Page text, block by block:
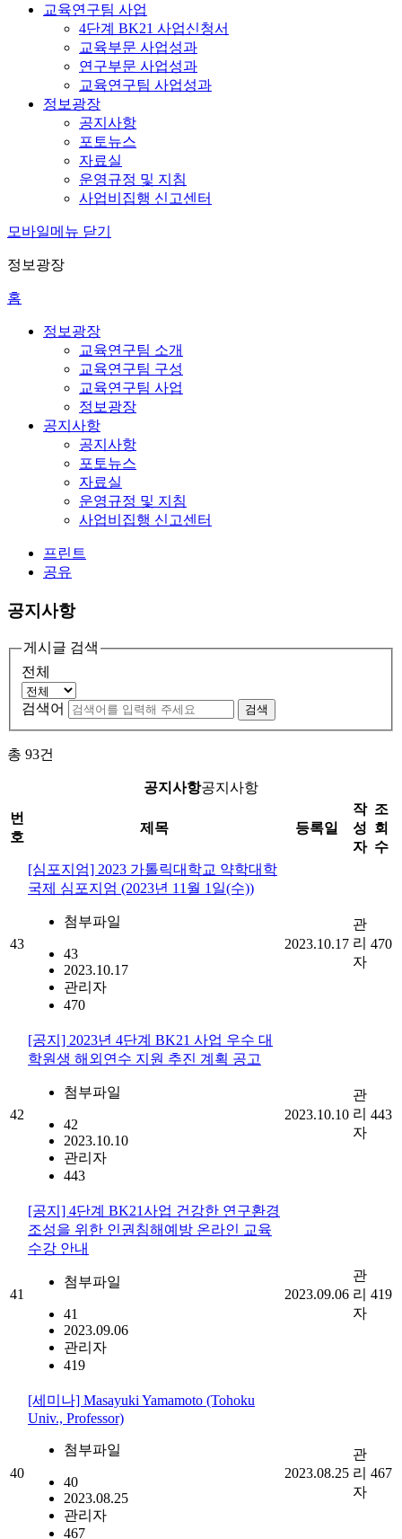
교육연구팀 사업
4단계 BK21 사업신청서
교육부문 사업성과
연구부문 사업성과
교육연구팀 사업성과
정보광장
공지사항
포토뉴스
자료실
운영규정 및 지침
사업비집행 신고센터
모바일메뉴 닫기
정보광장
홈
정보광장
교육연구팀 소개
교육연구팀 구성
교육연구팀 사업
정보광장
공지사항
공지사항
포토뉴스
자료실
운영규정 및 지침
사업비집행 신고센터
프린트
공유
공지사항
게시글 검색
전체
검색어 검색
총 93건
공지사항공지사항
번
호
제목 등록일
작
성
자
조
회
수
43
[심포지엄] 2023 가톨릭대학교 약학대학
국제 심포지엄 (2023년 11월 1일(수))
첨부파일
43
2023.10.17
관리자
470
2023.10.17
관
리
자
470
42
[공지] 2023년 4단계 BK21 사업 우수 대
학원생 해외연수 지원 추진 계획 공고
첨부파일
42
2023.10.10
관리자
443
2023.10.10
관
리
자
443
41
[공지] 4단계 BK21사업 건강한 연구환경
조성을 위한 인권침해예방 온라인 교육
수강 안내
첨부파일
41
2023.09.06
관리자
419
2023.09.06
관
리
자
419
40
[세미나] Masayuki Yamamoto (Tohoku
Univ., Professor)
첨부파일
40
2023.08.25
관리자
467
2023.08.25
관
리
자
467